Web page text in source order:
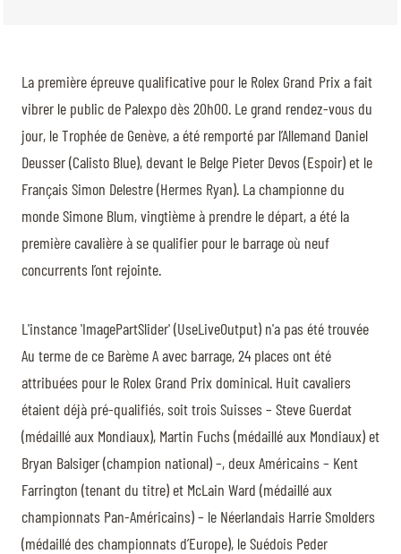
© 2026 CHI de Genève. Tous droits réservés
La première épreuve qualificative pour le Rolex Grand Prix a fait
vibrer le public de Palexpo dès 20h00. Le grand rendez-vous du
jour, le Trophée de Genève, a été remporté par l’Allemand Daniel
Deusser (Calisto Blue), devant le Belge Pieter Devos (Espoir) et le
Français Simon Delestre (Hermes Ryan). La championne du
monde Simone Blum, vingtième à prendre le départ, a été la
première cavalière à se qualifier pour le barrage où neuf
concurrents l’ont rejointe.
L'instance 'ImagePartSlider' (UseLiveOutput) n'a pas été trouvée
Au terme de ce Barème A avec barrage, 24 places ont été
attribuées pour le Rolex Grand Prix dominical. Huit cavaliers
étaient déjà pré-qualifiés, soit trois Suisses – Steve Guerdat
(médaillé aux Mondiaux), Martin Fuchs (médaillé aux Mondiaux) et
Bryan Balsiger (champion national) –, deux Américains – Kent
Farrington (tenant du titre) et McLain Ward (médaillé aux
championnats Pan-Américains) – le Néerlandais Harrie Smolders
(médaillé des championnats d’Europe), le Suédois Peder